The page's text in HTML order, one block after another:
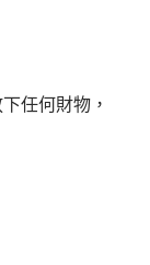
任何財物，